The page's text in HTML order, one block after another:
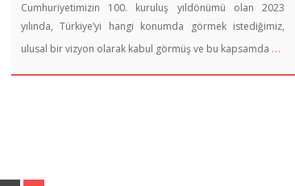
Cumhuriyetimizin 100. kuruluş yıldönümü olan 2023
yılında, Türkiye’yi hangi konumda görmek istediğimiz,
ulusal bir vizyon olarak kabul görmüş ve bu kapsamda …